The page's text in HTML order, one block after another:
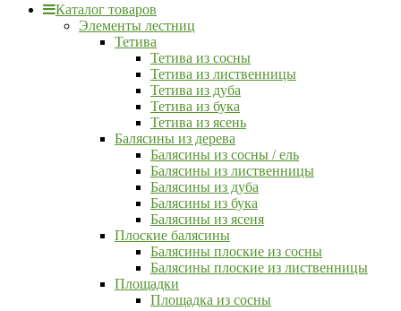
Каталог товаров
Элементы лестниц
Тетива
Тетива из сосны
Тетива из лиственницы
Тетива из дуба
Тетива из бука
Тетива из ясень
Балясины из дерева
Балясины из сосны / ель
Балясины из лиственницы
Балясины из дуба
Балясины из бука
Балясины из ясеня
Плоские балясины
Балясины плоские из сосны
Балясины плоские из лиственницы
Площадки
Площадка из сосны